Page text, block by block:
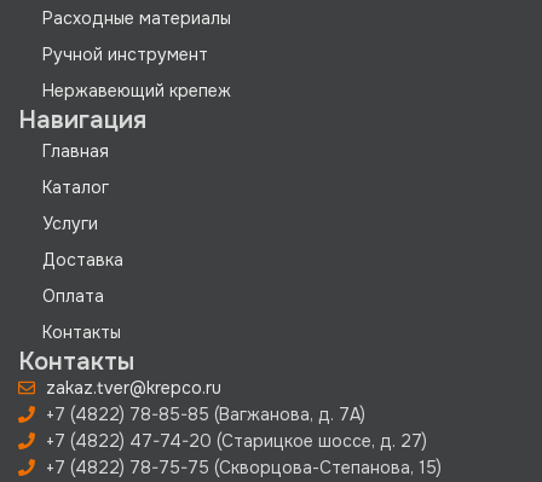
Расходные материалы
Ручной инструмент
Нержавеющий крепеж
Навигация
Главная
Каталог
Услуги
Доставка
Оплата
Контакты
Контакты
zakaz.tver@krepco.ru
+7 (4822) 78-85-85 (Вагжанова, д. 7А)
+7 (4822) 47-74-20 (Старицкое шоссе, д. 27)
+7 (4822) 78-75-75 (Скворцова-Степанова, 15)